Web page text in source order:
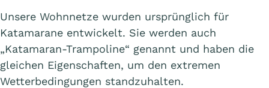
Unsere Wohnnetze wurden ursprünglich für
Katamarane entwickelt. Sie werden auch
„Katamaran-Trampoline“ genannt und haben die
gleichen Eigenschaften, um den extremen
Wetterbedingungen standzuhalten.